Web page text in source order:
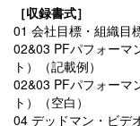
［収録書式］
01 会社目標・組織目
02&03 PFパフォーマ
ト）（記載例）
02&03 PFパフォーマ
ト）（空白）
04 デッドマン・ビデ